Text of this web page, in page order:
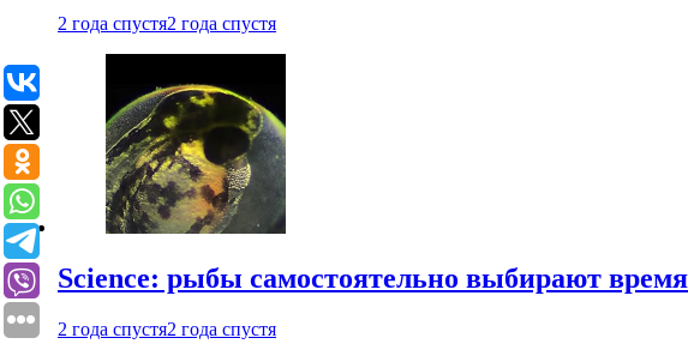
2 года спустя2 года спустя
Science: рыбы самостоятельно выбирают
2 года спустя2 года спустя